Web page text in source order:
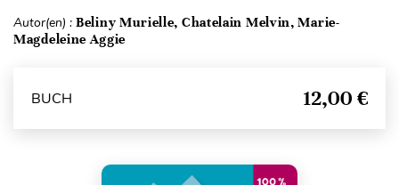
Autor(en) : Beliny Murielle, Chatelain Melvin, Marie-
Magdeleine Aggie
BUCH 12,00 €